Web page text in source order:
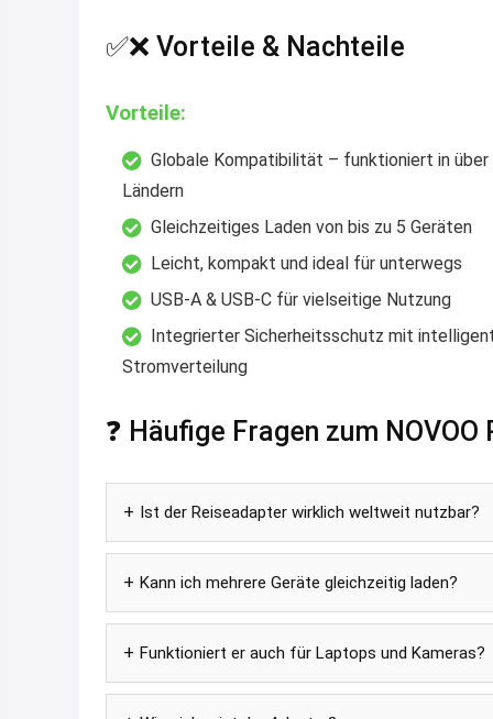
✅❌ Vorteile & Nachteile
Vorteile:
Globale Kompatibilität – funktioniert in über
Ländern
Gleichzeitiges Laden von bis zu 5 Geräten
Leicht, kompakt und ideal für unterwegs
USB-A & USB-C für vielseitige Nutzung
Integrierter Sicherheitsschutz mit
Stromverteilung
❓ Häufige Fragen zum
Ist der Reiseadapter wirklich weltweit nutzbar?
Kann ich mehrere Geräte gleichzeitig laden?
Funktioniert er auch für Laptops und Kameras?